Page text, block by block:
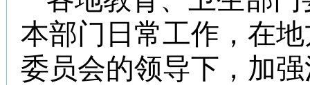
本部门日常工作，在
委员会的领导下，加